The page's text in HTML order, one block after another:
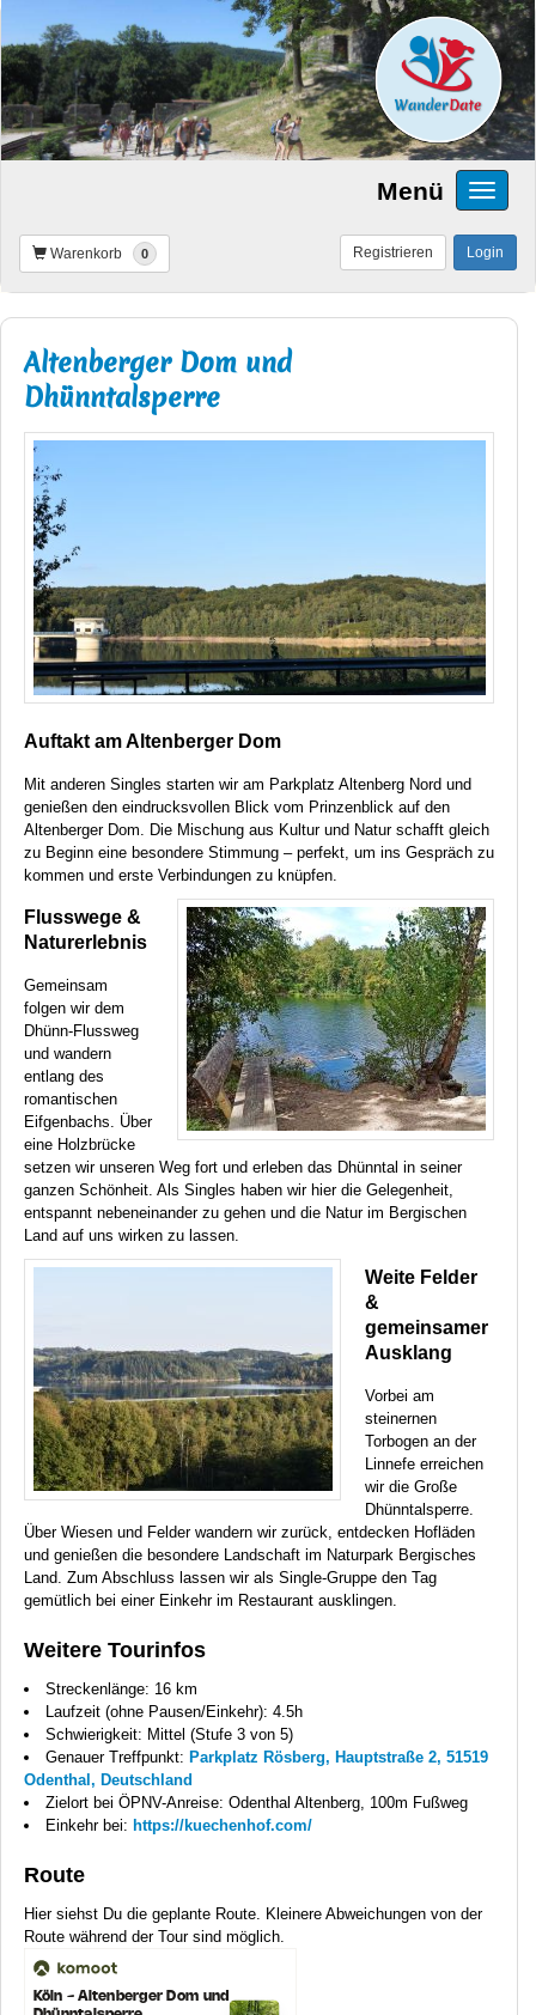
Menü
Warenkorb 0 Login
Registrieren
Altenberger Dom und
Dhünntalsperre
Auftakt am Altenberger Dom
Mit anderen Singles starten wir am Parkplatz Altenberg Nord und
genießen den eindrucksvollen Blick vom Prinzenblick auf den
Altenberger Dom. Die Mischung aus Kultur und Natur schafft gleich
zu Beginn eine besondere Stimmung – perfekt, um ins Gespräch zu
kommen und erste Verbindungen zu knüpfen.
Flusswege &
Naturerlebnis
Gemeinsam
folgen wir dem
Dhünn-Flussweg
und wandern
entlang des
romantischen
Eifgenbachs. Über
eine Holzbrücke
setzen wir unseren Weg fort und erleben das Dhünntal in seiner
ganzen Schönheit. Als Singles haben wir hier die Gelegenheit,
entspannt nebeneinander zu gehen und die Natur im Bergischen
Land auf uns wirken zu lassen.
Weite Felder
&
gemeinsamer
Ausklang
Vorbei am
steinernen
Torbogen an der
Linnefe erreichen
wir die Große
Dhünntalsperre.
Über Wiesen und Felder wandern wir zurück, entdecken Hofläden
und genießen die besondere Landschaft im Naturpark Bergisches
Land. Zum Abschluss lassen wir als Single-Gruppe den Tag
gemütlich bei einer Einkehr im Restaurant ausklingen.
Weitere Tourinfos
Streckenlänge: 16 km
Laufzeit (ohne Pausen/Einkehr): 4.5h
Schwierigkeit: Mittel (Stufe 3 von 5)
Genauer Treffpunkt: Parkplatz Rösberg, Hauptstraße 2, 51519
Odenthal, Deutschland
Zielort bei ÖPNV-Anreise: Odenthal Altenberg, 100m Fußweg
Einkehr bei: https://kuechenhof.com/
Route
Hier siehst Du die geplante Route. Kleinere Abweichungen von der
Route während der Tour sind möglich.